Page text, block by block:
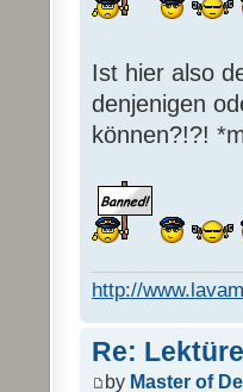
Ist hier also
denjenigen
können?!?!
http://
Re:
by Master of